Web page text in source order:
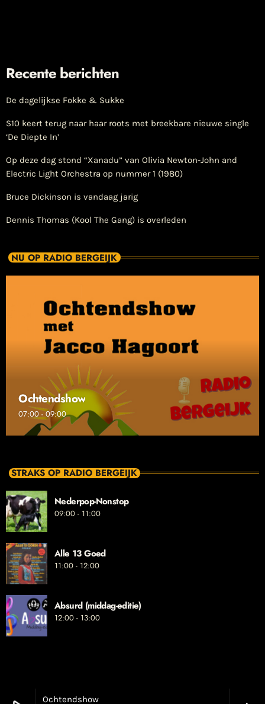
Ochtendshow
Recente berichten
De dagelijkse Fokke & Sukke
S10 keert terug naar haar roots met breekbare nieuwe single
‘De Diepte In’
Op deze dag stond “Xanadu” van Olivia Newton-John and
Electric Light Orchestra op nummer 1 (1980)
Bruce Dickinson is vandaag jarig
Dennis Thomas (Kool The Gang) is overleden
NU OP RADIO BERGEIJK
Ochtendshow
07:00 - 09:00
STRAKS OP RADIO BERGEIJK
Nederpop-Nonstop
09:00 - 11:00
Alle 13 Goed
11:00 - 12:00
Absurd (middag-editie)
12:00 - 13:00